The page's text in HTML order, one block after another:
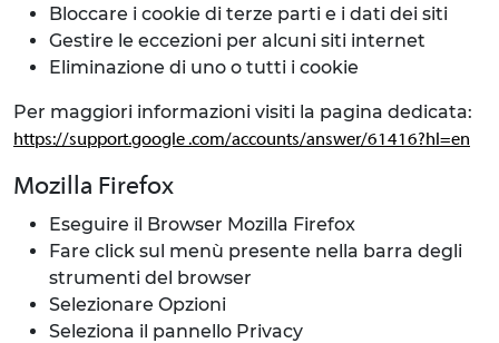
Bloccare i cookie di terze parti e i dati dei siti
Gestire le eccezioni per alcuni siti internet
Eliminazione di uno o tutti i cookie
Per maggiori informazioni visiti la pagina dedicata:
https://support.google .com/accounts/answer/61416?hl=en
Mozilla Firefox
Eseguire il Browser Mozilla Firefox
Fare click sul menù presente nella barra degli
strumenti del browser
Selezionare Opzioni
Seleziona il pannello Privacy